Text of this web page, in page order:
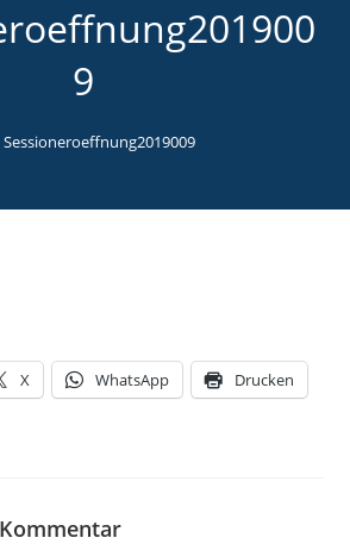
9
Sessioneroeffnung2019009
X WhatsApp Drucken